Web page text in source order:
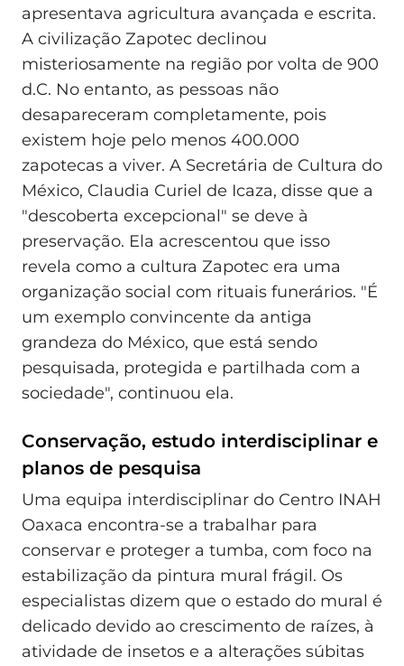
apresentava agricultura avançada e escrita.
A civilização Zapotec declinou
misteriosamente na região por volta de 900
d.C. No entanto, as pessoas não
desapareceram completamente, pois
existem hoje pelo menos 400.000
zapotecas a viver. A Secretária de Cultura do
México, Claudia Curiel de Icaza, disse que a
"descoberta excepcional" se deve à
preservação. Ela acrescentou que isso
revela como a cultura Zapotec era uma
organização social com rituais funerários. "É
um exemplo convincente da antiga
grandeza do México, que está sendo
pesquisada, protegida e partilhada com a
sociedade", continuou ela.
Conservação, estudo interdisciplinar e
planos de pesquisa
Uma equipa interdisciplinar do Centro INAH
Oaxaca encontra-se a trabalhar para
conservar e proteger a tumba, com foco na
estabilização da pintura mural frágil. Os
especialistas dizem que o estado do mural é
delicado devido ao crescimento de raízes, à
atividade de insetos e a alterações súbitas